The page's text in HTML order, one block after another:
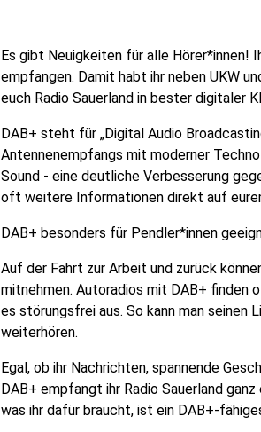
Es gibt Neuigkeiten für alle Hörer*innen!
empfangen. Damit habt ihr neben UKW
euch Radio Sauerland in bester digitaler
DAB+ steht für „Digital Audio
Antennenempfangs mit moderner
Sound - eine deutliche Verbesserung
oft weitere Informationen direkt auf
DAB+ besonders für Pendler*innen
Auf der Fahrt zur Arbeit und zurück
mitnehmen. Autoradios mit DAB+ finden
es störungsfrei aus. So kann man seinen
weiterhören.
Egal, ob ihr Nachrichten, spannende
DAB+ empfangt ihr Radio Sauerland
was ihr dafür braucht, ist ein DAB+-